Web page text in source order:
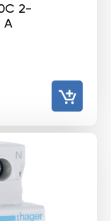
2-
А